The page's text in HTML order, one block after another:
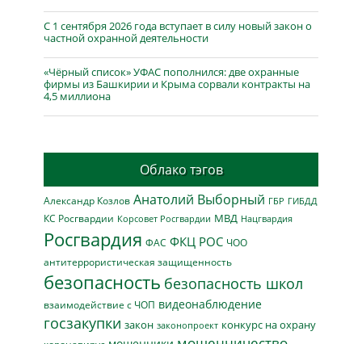
С 1 сентября 2026 года вступает в силу новый закон о
частной охранной деятельности
«Чёрный список» УФАС пополнился: две охранные
фирмы из Башкирии и Крыма сорвали контракты на
4,5 миллиона
Облако тэгов
Александр Козлов Анатолий Выборный ГБР ГИБДД
КС Росгвардии Корсовет Росгвардии МВД Нацгвардия
Росгвардия ФАС ФКЦ РОС ЧОО
антитеррористическая защищенность
безопасность безопасность школ
взаимодействие с ЧОП видеонаблюдение
госзакупки закон законопроект конкурс на охрану